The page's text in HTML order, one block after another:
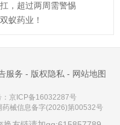
，超过两周需警惕
蚁药业！
服务 - 版权隐私 - 网站地图
京ICP备16032287号
械信息备字(2026)第00532号